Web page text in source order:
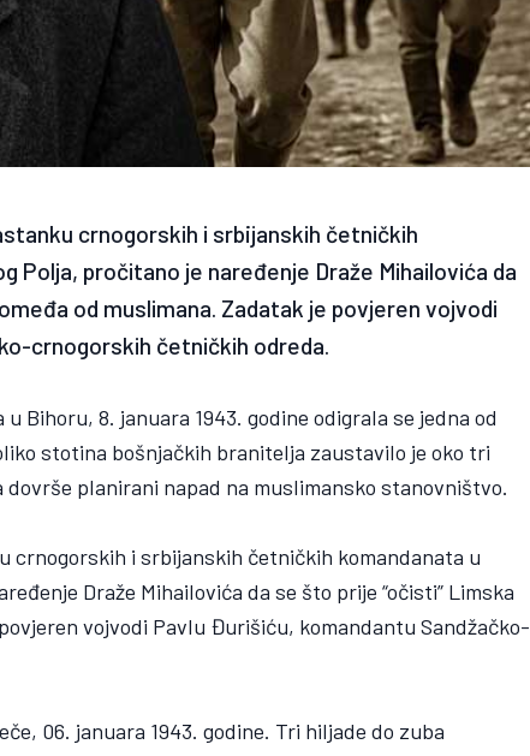
crnogorskih i srbijanskih četničkih
Polja, pročitano je naređenje Draže Mihailovića da
od muslimana. Zadatak je povjeren vojvodi
crnogorskih četničkih odreda.
Bihoru, 8. januara 1943. godine odigrala se jedna od
stotina bošnjačkih branitelja zaustavilo je oko tri
planirani napad na muslimansko stanovništvo.
crnogorskih i srbijanskih četničkih komandanata u
Draže Mihailovića da se što prije “očisti” Limska
vojvodi Pavlu Đurišiću, komandantu Sandžačko-
06. januara 1943. godine. Tri hiljade do zuba